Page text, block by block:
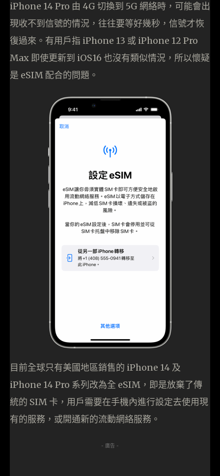
iPhone 14 Pro 由 4G 切換到 5G 網絡時，可能會出
現收不到信號的情況，往往要等好幾秒，信號才恢
復過來。有用戶指 iPhone 13 或 iPhone 12 Pro
Max 即使更新到 iOS16 也沒有類似情況，所以懷疑
是 eSIM 配合的問題。
目前全球只有美國地區銷售的 iPhone 14 及
iPhone 14 Pro 系列改為全 eSIM，即是放棄了傳
統的 SIM 卡，用戶需要在手機內進行設定去使用現
有的服務，或開通新的流動網絡服務。
- 廣告 -